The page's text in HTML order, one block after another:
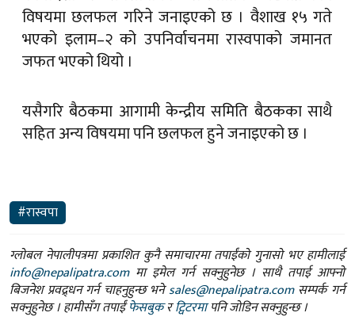
विषयमा छलफल गरिने जनाइएको छ । वैशाख १५ गते
भएको इलाम–२ को उपनिर्वाचनमा रास्वपाको जमानत
जफत भएको थियो ।
यसैगरि बैठकमा आगामी केन्द्रीय समिति बैठकका साथै
सहित अन्य विषयमा पनि छलफल हुने जनाइएको छ ।
#रास्वपा
ग्लोबल नेपालीपत्रमा प्रकाशित कुनै समाचारमा तपाईंको गुनासो भए हामीलाई
info@nepalipatra.comमा इमेल गर्न सक्नुहुनेछ । साथै तपाई आफ्नो
बिजनेश प्रवद्र्धन गर्न चाहनुहुन्छ भनेsales@nepalipatra.comसम्पर्क गर्न
सक्नुहुनेछ । हामीसँग तपाईंफेसबुकरट्विटरमापनि जोडिन सक्नुहुन्छ ।